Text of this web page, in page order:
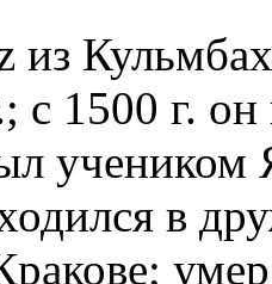
из
с 1500 г.
в